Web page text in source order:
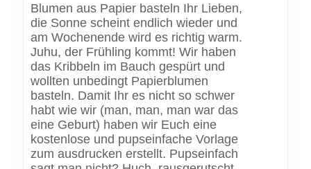
Blumen aus Papier basteln Ihr Lieben,
die Sonne scheint endlich wieder und
am Wochenende wird es richtig warm.
Juhu, der Frühling kommt! Wir haben
das Kribbeln im Bauch gespürt und
wollten unbedingt Papierblumen
basteln. Damit Ihr es nicht so schwer
habt wie wir (man, man, man war das
eine Geburt) haben wir Euch eine
kostenlose und pupseinfache Vorlage
zum ausdrucken erstellt. Pupseinfach